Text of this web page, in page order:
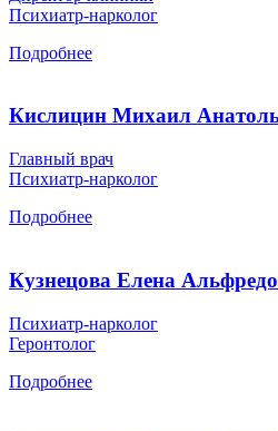
Психиатр-нарколог
Подробнее
Кислицин Михаил
Главный врач
Психиатр-нарколог
Подробнее
Кузнецова Елена
Психиатр-нарколог
Геронтолог
Подробнее